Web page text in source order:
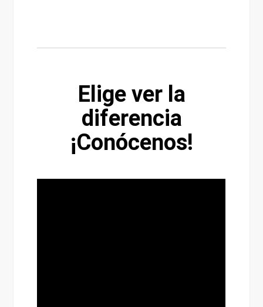
Elige ver la
diferencia
¡Conócenos!